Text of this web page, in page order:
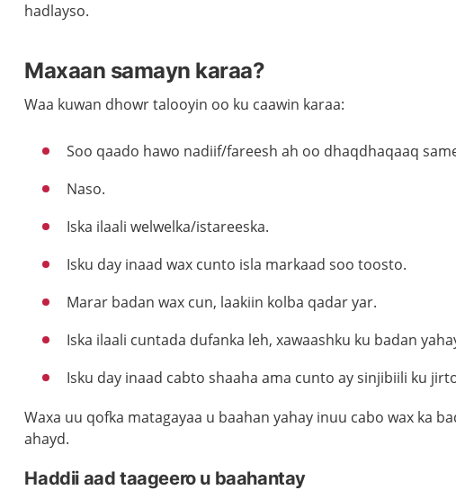
hadlayso.
Maxaan samayn karaa?
Waa kuwan dhowr talooyin oo ku caawin karaa:
Soo qaado hawo nadiif/fareesh ah oo dhaqdhaqaaq
Naso.
Iska ilaali welwelka/istareeska.
Isku day inaad wax cunto isla markaad soo toosto.
Marar badan wax cun, laakiin kolba qadar yar.
Iska ilaali cuntada dufanka leh, xawaashku ku badan
Isku day inaad cabto shaaha ama cunto ay sinjibiili ku
Waxa uu qofka matagayaa u baahan yahay inuu cabo wax ka
ahayd.
Haddii aad taageero u baahantay